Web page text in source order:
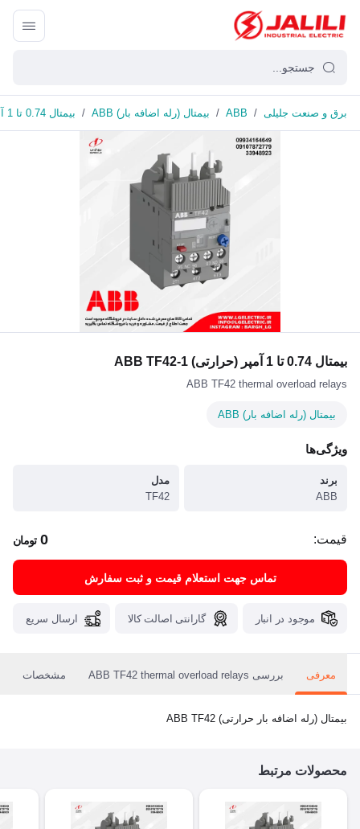
برق و صنعت جلیلی /
ABB
/ بیمتال (رله اضافه بار) ABB / بیمتال 0.74 تا 1 آمپر (حرارتی) ABB TF42-1
بیمتال 0.74 تا 1 آمپر (حرارتی) ABB TF42-1
ABB TF42 thermal overload relays
بیمتال (رله اضافه بار) ABB
ویژگی‌ها
برند
ABB
مدل
TF42
قیمت: 0 تومان
تماس جهت استعلام قیمت و ثبت سفارش
موجود در انبار گارانتی اصالت کالا ارسال سریع
معرفی بررسی ABB TF42 thermal overload relays مشخصات
بیمتال (رله اضافه بار حرارتی) ABB TF42
محصولات مرتبط